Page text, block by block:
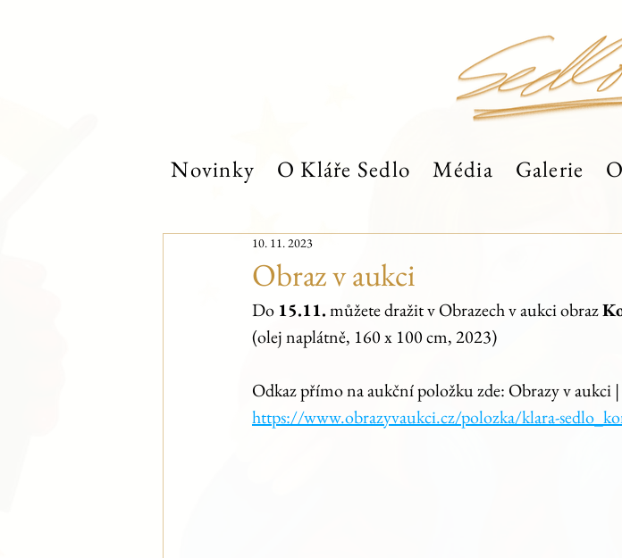
Novinky O Kláře Sedlo Média Galerie
Obraz v aukci
10. 11. 2023
Do 15.11. můžete dražit v Obrazech v aukci obraz
(olej naplátně, 160 x 100 cm, 2023)
Odkaz přímo na aukční položku zde: Obrazy v aukci
https://www.obrazyvaukci.cz/polozka/klara-